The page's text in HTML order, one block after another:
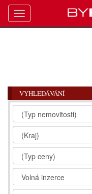
VYHLEDÁVÁNÍ
Toggle
navigation